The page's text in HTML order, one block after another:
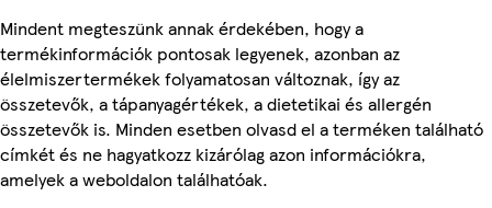
Mindent megteszünk annak érdekében, hogy a
termékinformációk pontosak legyenek, azonban az
élelmiszertermékek folyamatosan változnak, így az
összetevők, a tápanyagértékek, a dietetikai és allergén
összetevők is. Minden esetben olvasd el a terméken található
címkét és ne hagyatkozz kizárólag azon információkra,
amelyek a weboldalon találhatóak.